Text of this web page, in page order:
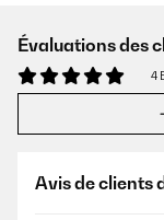
Évaluations des
4
Avis de clients